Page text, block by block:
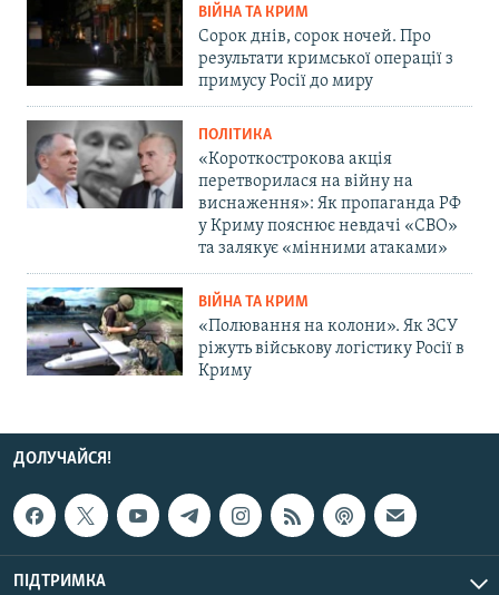
ВІЙНА ТА КРИМ
Сорок днів, сорок ночей. Про
результати кримської операції з
примусу Росії до миру
ПОЛІТИКА
«Короткострокова акція
перетворилася на війну на
виснаження»: Як пропаганда РФ
у Криму пояснює невдачі «СВО»
та залякує «мінними атаками»
ВІЙНА ТА КРИМ
«Полювання на колони». Як ЗСУ
ріжуть військову логістику Росії в
Криму
ДОЛУЧАЙСЯ!
ПІДТРИМКА